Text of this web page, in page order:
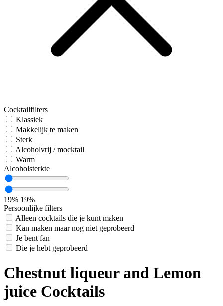
Cocktailfilters
Klassiek
Makkelijk te maken
Sterk
Alcoholvrij / mocktail
Warm
Alcoholsterkte
19% 19%
Persoonlijke filters
Alleen cocktails die je kunt maken
Kan maken maar nog niet geprobeerd
Je bent fan
Die je hebt geprobeerd
Chestnut liqueur and Lemon
juice Cocktails